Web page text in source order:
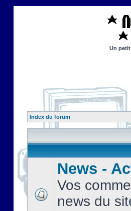
Un
Index du forum
News -
Vos
news du